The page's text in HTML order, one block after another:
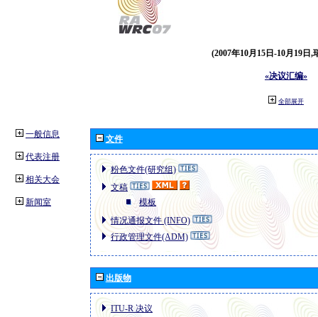
(2007年10月15日-10月19日,
«决议汇编»
全部展开
一般信息
代表注册
相关大会
新闻室
文件
粉色文件(研究组)
文稿
模板
情况通报文件 (INFO)
行政管理文件(ADM)
出版物
ITU-R 决议